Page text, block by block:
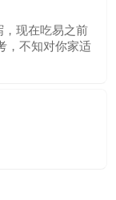
现在吃易之前
，不知对你家适